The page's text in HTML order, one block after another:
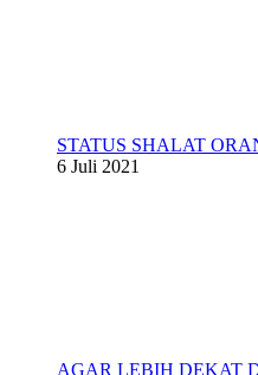
STATUS SHALAT
6 Juli 2021
AGAR LEBIH DEKAT